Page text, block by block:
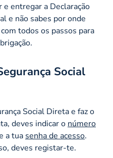
e entregar a Declaração
e não sabes por onde
todos os passos para
Social
Social Direta e faz o
deves indicar o número
a tua senha de acesso.
deves registar-te.